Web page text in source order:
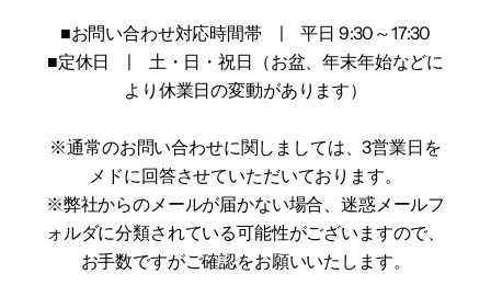
■お問い合わせ対応時間帯 | 平日 9:30～17:30
■定休日 | 土・日・祝日（お盆、年末年始などに
より休業日の変動があります）
※通常のお問い合わせに関しましては、3営業日を
メドに回答させていただいております。
※弊社からのメールが届かない場合、迷惑メールフ
ォルダに分類されている可能性がございますので、
お手数ですがご確認をお願いいたします。